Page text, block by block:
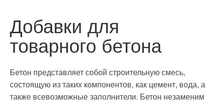
Добавки для
товарного бетона
Бетон представляет собой строительную смесь,
состоящую из таких компонентов, как цемент, вода, а
также всевозможные заполнители. Бетон незаменим